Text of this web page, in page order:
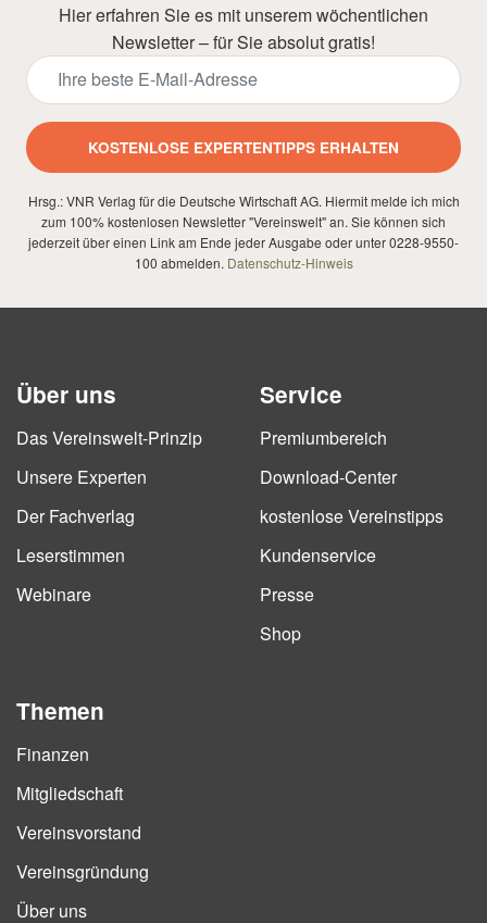
Hier erfahren Sie es mit unserem wöchentlichen
Newsletter – für Sie absolut gratis!
KOSTENLOSE EXPERTENTIPPS ERHALTEN
Hrsg.: VNR Verlag für die Deutsche Wirtschaft AG. Hiermit melde ich mich
zum 100% kostenlosen Newsletter "Vereinswelt" an. Sie können sich
jederzeit über einen Link am Ende jeder Ausgabe oder unter 0228-9550-
100 abmelden. Datenschutz-Hinweis
Über uns
Das Vereinswelt-Prinzip
Unsere Experten
Der Fachverlag
Leserstimmen
Webinare
Service
Premiumbereich
Download-Center
kostenlose Vereinstipps
Kundenservice
Presse
Shop
Themen
Finanzen
Mitgliedschaft
Vereinsvorstand
Vereinsgründung
Über uns